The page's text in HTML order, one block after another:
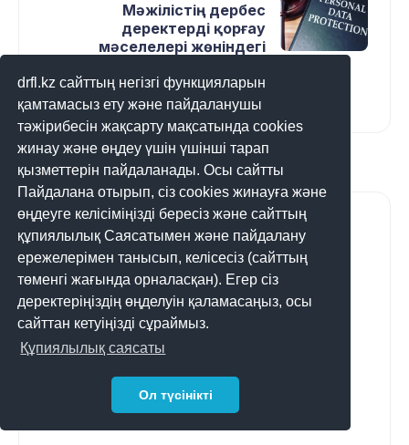
drfl.kz сайттың негізгі функцияларын
қамтамасыз ету және пайдаланушы
тәжірибесін жақсарту мақсатында cookies
жинау және өңдеу үшін үшінші тарап
қызметтерін пайдаланады. Осы сайтты
Пайдалана отырып, сіз cookies жинауға және
өңдеуге келісіміңізді бересіз және сайттың
құпиялылық Саясатымен және пайдалану
ережелерімен танысып, келісесіз (сайттың
төменгі жағында орналасқан). Егер сіз
деректеріңіздің өңделуін қаламасаңыз, осы
сайттан кетуіңізді сұраймыз.
Құпиялылық саясаты
Ол түсінікті
Мәжілістің дербес
деректерді қорғау
мәселелері жөніндегі
жөніндегі жұмыс тобының
қорытындылары